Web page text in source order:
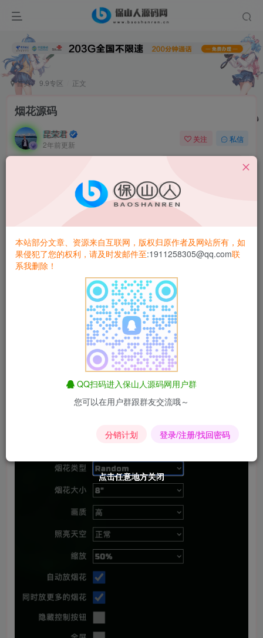
首页 9.9专区 正文
烟花源码
昆荣君
2年前更新
关注 私信
烟花源码
点击任意地方关闭
点击任意地方关闭
点击任意地方关闭
点击任意地方关闭
点击任意地方关闭
点击任意地方关闭
本站部分文章、资源来自互联网，版权归原作者及网站所有，如
果侵犯了您的权利，请及时发邮件至:1911258305@qq.com联
系我删除！
QQ扫码进入保山人源码网用户群
您可以在用户群跟群友交流哦～
分销计划 登录/注册/找回密码